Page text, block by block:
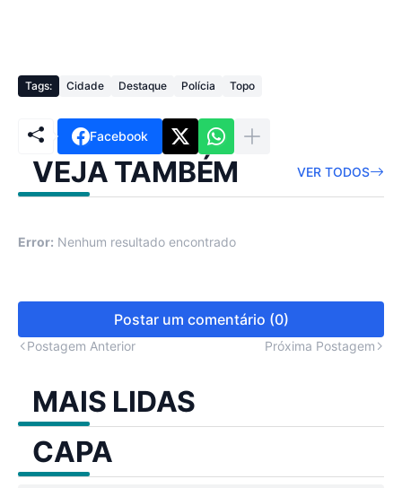
Tags: Cidade Destaque Polícia Topo
Facebook
VEJA TAMBÉM VER TODOS
Error: Nenhum resultado encontrado
Postar um comentário (0)
Postagem Anterior Próxima Postagem
MAIS LIDAS
CAPA